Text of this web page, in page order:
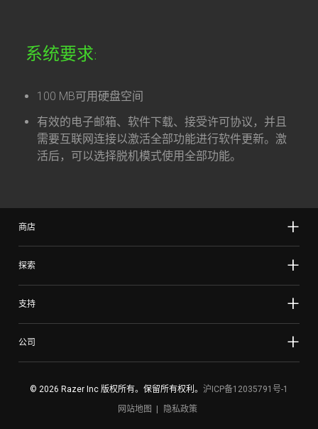
系统要求:
100 MB可用硬盘空间
有效的电子邮箱、软件下载、接受许可协议，并且
需要互联网连接以激活全部功能进行软件更新。激
活后，可以选择脱机模式使用全部功能。
商店
探索
支持
公司
© 2026 Razer Inc 版权所有。保留所有权利。 沪ICP备12035791号-1
网站地图
隐私政策